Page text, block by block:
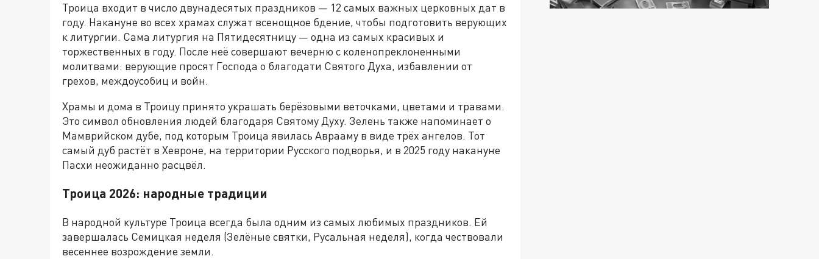
Троица входит в число двунадесятых праздников — 12 самых важных церковных дат в
году. Накануне во всех храмах служат всенощное бдение, чтобы подготовить верующих
к литургии. Сама литургия на Пятидесятницу — одна из самых красивых и
торжественных в году. После неё совершают вечерню с коленопреклоненными
молитвами: верующие просят Господа о благодати Святого Духа, избавлении от
грехов, междоусобиц и войн.
Храмы и дома в Троицу принято украшать берёзовыми веточками, цветами и травами.
Это символ обновления людей благодаря Святому Духу. Зелень также напоминает о
Мамврийском дубе, под которым Троица явилась Аврааму в виде трёх ангелов. Тот
самый дуб растёт в Хевроне, на территории Русского подворья, и в 2025 году накануне
Пасхи неожиданно расцвёл.
Троица 2026: народные традиции
В народной культуре Троица всегда была одним из самых любимых праздников. Ей
завершалась Семицкая неделя (Зелёные святки, Русальная неделя), когда чествовали
весеннее возрождение земли.